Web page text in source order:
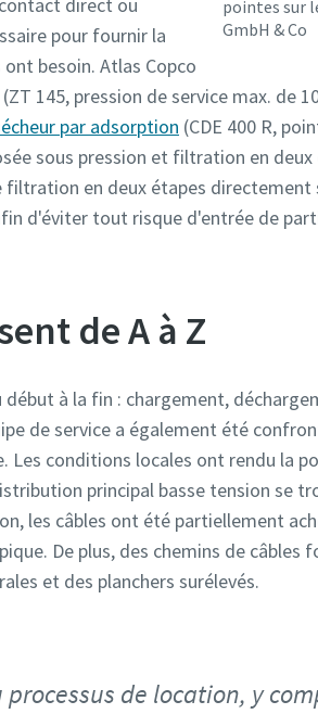
pointes sur
GmbH & Co
pour fournir la
besoin. Atlas Copco
(ZT 145, pression de service max. de
par adsorption (CDE 400 R,
sous pression et filtration en deux
en deux étapes directement
d'éviter tout risque d'entrée de
de A à Z
à la fin : chargement,
de service a également été
Les conditions locales ont rendu la
principal basse tension se
les câbles ont été partiellement
De plus, des chemins de câbles
et des planchers surélevés.
de location, y